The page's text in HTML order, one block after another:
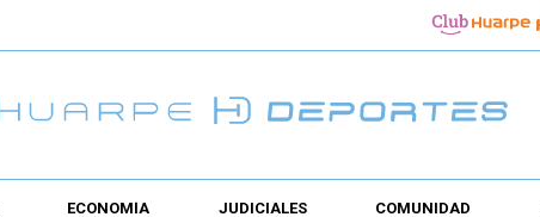
ECONOMÍA JUDICIALES COMUNIDAD